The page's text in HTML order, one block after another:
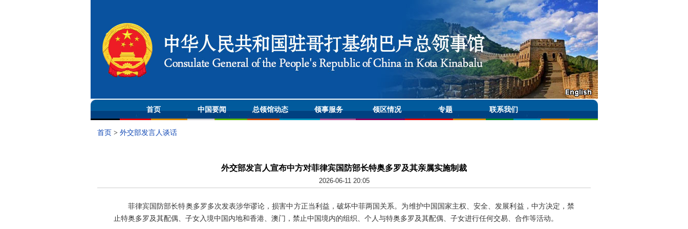
首页 中国要闻 总领馆动态 领事服务 领区情况 专题 联系我们
首页 > 外交部发言人谈话
外交部发言人宣布中方对菲律宾国防部长特奥多罗及其亲属实施制裁
2026-06-11 20:05
菲律宾国防部长特奥多罗多次发表涉华谬论，损害中方正当利益，破坏中菲两国关系。为维护中国国家主权、安全、发展利益，中方决定，禁
止特奥多罗及其配偶、子女入境中国内地和香港、澳门，禁止中国境内的组织、个人与特奥多罗及其配偶、子女进行任何交易、合作等活动。